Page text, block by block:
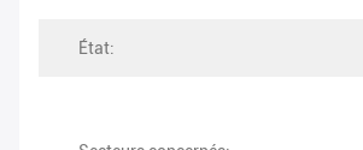
État: